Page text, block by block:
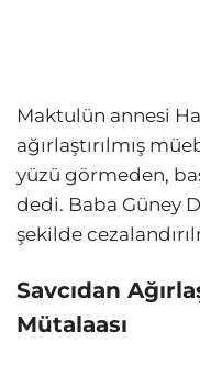
Maktulün annesi
ağırlaştırılmış
yüzü görmeden,
dedi. Baba Güney
şekilde
Savcıdan
Mütalaası